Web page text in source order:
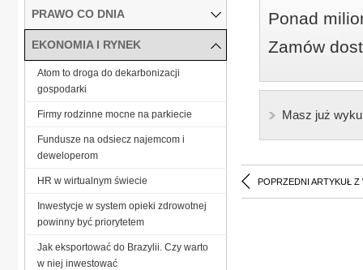
Ponad
Zamów
Masz już
POPRZEDNI ARTYKUŁ Z
PRAWO CO DNIA
EKONOMIA I RYNEK
Atom to droga do dekarbonizacji
gospodarki
Firmy rodzinne mocne na parkiecie
Fundusze na odsiecz najemcom i
deweloperom
HR w wirtualnym świecie
Inwestycje w system opieki zdrowotnej
powinny być priorytetem
Jak eksportować do Brazylii. Czy warto
w niej inwestować